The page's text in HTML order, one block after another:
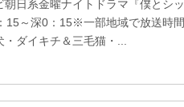
日系金曜ナイトドラマ『僕とシッ
～深0：15※一部地域で放送時間
・ダイキチ＆三毛猫・...